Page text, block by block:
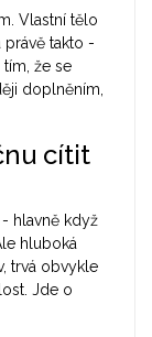
Vlastní tělo
takto -
že se
doplněním,
cítit
hlavně když
hluboká
trvá obvykle
Jde o